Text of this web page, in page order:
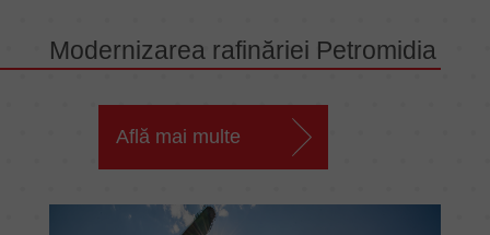
Modernizarea rafinăriei Petromidia
Află mai multe